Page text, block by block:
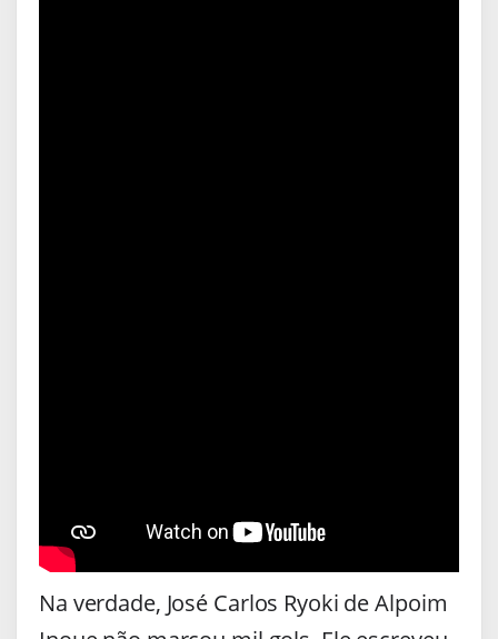
Na verdade, José Carlos Ryoki de Alpoim